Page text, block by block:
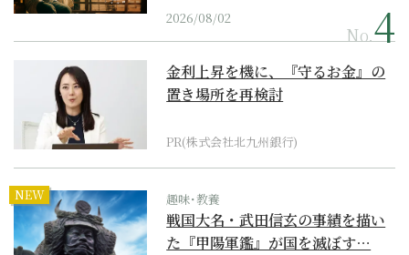
2026/08/02
No.
金利上昇を機に、『守るお金』の
置き場所を再検討
PR(株式会社北九州銀行)
NEW 趣味･教養
戦国大名・武田信玄の事績を描い
た『甲陽軍鑑』が国を滅ぼす…